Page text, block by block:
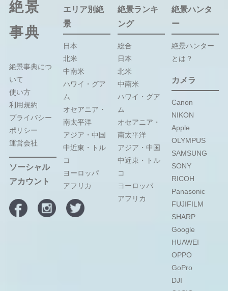
絶景
事典
絶景事典につ
いて
使い方
利用規約
プライバシー
ポリシー
運営会社
ソーシャル
アカウント
エリア別絶
景
日本
北米
中南米
ハワイ・グア
ム
オセアニア・
南太平洋
アジア・中国
中近東・トル
コ
ヨーロッパ
アフリカ
絶景ランキ
ング
総合
日本
北米
中南米
ハワイ・グア
ム
オセアニア・
南太平洋
アジア・中国
中近東・トル
コ
ヨーロッパ
アフリカ
絶景ハンタ
ー
絶景ハンター
とは？
カメラ
Canon
NIKON
Apple
OLYMPUS
SAMSUNG
SONY
RICOH
Panasonic
FUJIFILM
SHARP
Google
HUAWEI
OPPO
GoPro
DJI